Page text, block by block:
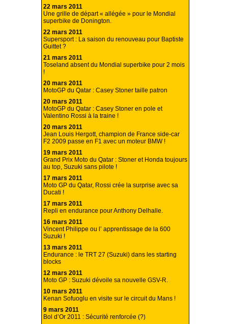
22 mars 2011
Une grille de départ « allégée » pour le Mondial
superbike de Donington.
22 mars 2011
Supersport : La saison du renouveau pour Baptiste
Guittet ?
21 mars 2011
Toseland absent du Mondial superbike pour 2 mois
!
20 mars 2011
MotoGP du Qatar : Casey Stoner taille patron
20 mars 2011
MotoGP du Qatar : Casey Stoner en pole et
Valentino Rossi à la traine !
20 mars 2011
Jean Louis Hergott, champion de France side-car
F2 2009 passe en F1 avec un moteur BMW !
19 mars 2011
Grand Prix Moto du Qatar : Stoner et Honda toujours
au top, Suzuki sans pilote !
17 mars 2011
Moto GP du Qatar, Rossi crée la surprise avec sa
Ducati !
17 mars 2011
Repli en endurance pour Anthony Delhalle.
16 mars 2011
Vincent Philippe ou l’ apprentissage de la 600
Suzuki !
13 mars 2011
Endurance : le TRT 27 (Suzuki) dans les starting
blocks
12 mars 2011
Moto GP : Suzuki dévoile sa nouvelle GSV-R.
10 mars 2011
Kenan Sofuoglu en visite sur le circuit du Mans !
9 mars 2011
Bol d’Or 2011 : Sécurité renforcée (?)